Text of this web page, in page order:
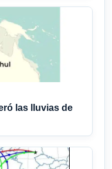
las lluvias de